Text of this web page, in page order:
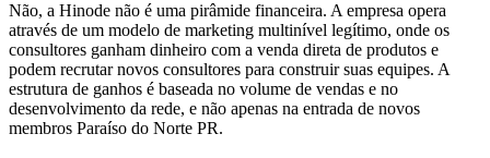
Não, a Hinode não é uma pirâmide financeira. A empresa opera
através de um modelo de marketing multinível legítimo, onde os
consultores ganham dinheiro com a venda direta de produtos e
podem recrutar novos consultores para construir suas equipes. A
estrutura de ganhos é baseada no volume de vendas e no
desenvolvimento da rede, e não apenas na entrada de novos
membros​ Paraíso do Norte PR.